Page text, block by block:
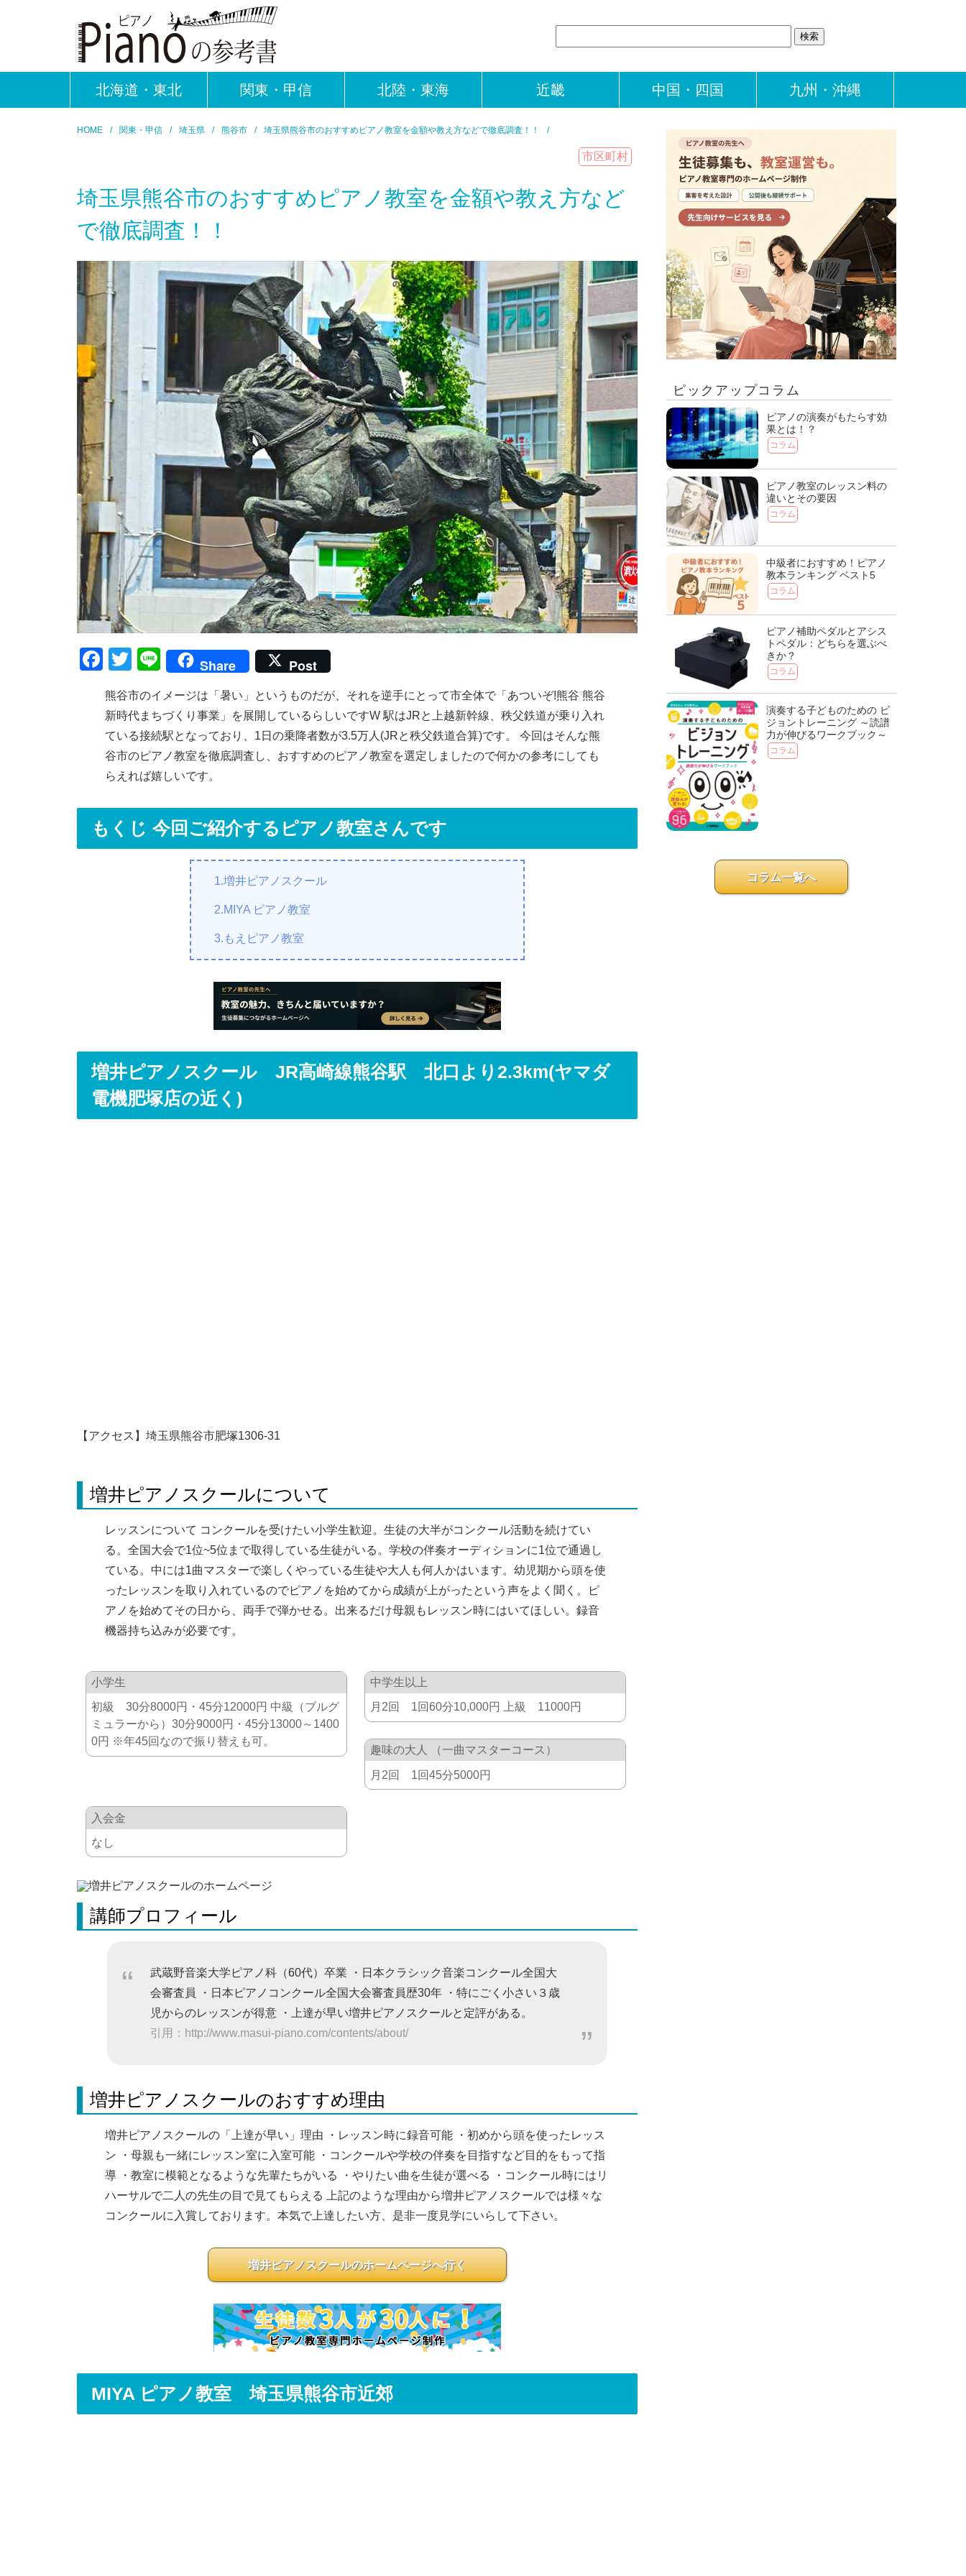
北海道・東北 関東・甲信 北陸・東海 近畿 中国・四国 九州・沖縄
HOME 関東・甲信 埼玉県 熊谷市 埼玉県熊谷市のおすすめピアノ教室を金額や教え方などで徹底調査！！
市区町村
埼玉県熊谷市のおすすめピアノ教室を金額や教え方など
で徹底調査！！
F
c
e
b
o
T
tt
er
Li
e
Share Post
熊谷市のイメージは「暑い」というものだが、それを逆手にとって市全体で「あついぞ!熊谷 熊谷
新時代まちづくり事業」を展開しているらしいですW 駅はJRと上越新幹線、秩父鉄道が乗り入れ
ている接続駅となっており、1日の乗降者数が3.5万人(JRと秩父鉄道合算)です。 今回はそんな熊
谷市のピアノ教室を徹底調査し、おすすめのピアノ教室を選定しましたので何かの参考にしても
らえれば嬉しいです。
もくじ 今回ご紹介するピアノ教室さんです
1.増井ピアノスクール
2.MIYA ピアノ教室
3.もえピアノ教室
増井ピアノスクール JR高崎線熊谷駅 北口より2.3km(ヤマダ
電機肥塚店の近く)
【アクセス】埼玉県熊谷市肥塚1306-31
増井ピアノスクールについて
レッスンについて コンクールを受けたい小学生歓迎。生徒の大半がコンクール活動を続けてい
る。全国大会で1位~5位まで取得している生徒がいる。学校の伴奏オーディションに1位で通過し
ている。中には1曲マスターで楽しくやっている生徒や大人も何人かはいます。幼児期から頭を使
ったレッスンを取り入れているのでピアノを始めてから成績が上がったという声をよく聞く。ピ
アノを始めてその日から、両手で弾かせる。出来るだけ母親もレッスン時にはいてほしい。録音
機器持ち込みが必要です。
小学生
初級 30分8000円・45分12000円 中級（ブルグ
ミュラーから）30分9000円・45分13000～1400
0円 ※年45回なので振り替えも可。
中学生以上
月2回 1回60分10,000円 上級 11000円
趣味の大人 （一曲マスターコース）
月2回 1回45分5000円
入会金
なし
講師プロフィール
武蔵野音楽大学ピアノ科（60代）卒業 ・日本クラシック音楽コンクール全国大
会審査員 ・日本ピアノコンクール全国大会審査員歴30年 ・特にごく小さい３歳
児からのレッスンが得意 ・上達が早い増井ピアノスクールと定評がある。
引用：http://www.masui-piano.com/contents/about/
増井ピアノスクールのおすすめ理由
増井ピアノスクールの「上達が早い」理由 ・レッスン時に録音可能 ・初めから頭を使ったレッス
ン ・母親も一緒にレッスン室に入室可能 ・コンクールや学校の伴奏を目指すなど目的をもって指
導 ・教室に模範となるような先輩たちがいる ・やりたい曲を生徒が選べる ・コンクール時にはリ
ハーサルで二人の先生の目で見てもらえる 上記のような理由から増井ピアノスクールでは様々な
コンクールに入賞しております。本気で上達したい方、是非一度見学にいらして下さい。
増井ピアノスクールのホームページへ行く
MIYA ピアノ教室 埼玉県熊谷市近郊
ピックアップコラム
ピアノの演奏がもたらす効
果とは！？
コラム
ピアノ教室のレッスン料の
違いとその要因
コラム
中級者におすすめ！ピアノ
教本ランキング ベスト5
コラム
ピアノ補助ペダルとアシス
トペダル：どちらを選ぶべ
きか？
コラム
演奏する子どものための ビ
ジョントレーニング ～読譜
力が伸びるワークブック～
コラム
コラム一覧へ